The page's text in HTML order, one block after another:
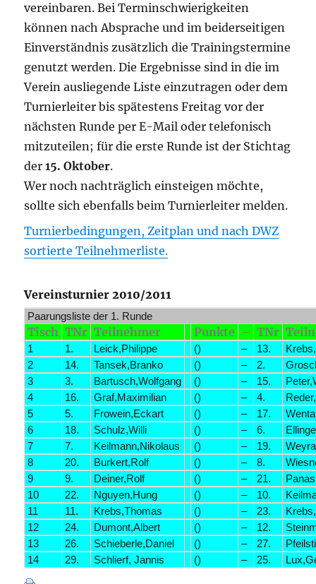
vereinbaren. Bei Terminschwierigkeiten
können nach Absprache und im beiderseitigen
Einverständnis zusätzlich die Trainingstermine
genutzt werden. Die Ergebnisse sind in die im
Verein ausliegende Liste einzutragen oder dem
Turnierleiter bis spätestens Freitag vor der
nächsten Runde per E-Mail oder telefonisch
mitzuteilen; für die erste Runde ist der Stichtag
der15. Oktober.
Wer noch nachträglich einsteigen möchte,
sollte sich ebenfalls beim Turnierleiter melden.
Turnierbedingungen, Zeitplan und nach DWZ
sortierte Teilnehmerliste.
Vereinsturnier 2010/2011
Paarungsliste der 1. Runde
Tisch TNr Teilnehmer Punkte – TNr
1 1. Leick,Philippe () – 13.
2
14. Tansek,Branko () – 2.
3
3. Bartusch,Wolfgang () – 15.
4
16. Graf,Maximilian () – 4.
5
5. Frowein,Eckart () – 17.
6
18. Schulz,Willi () – 6.
7
7. Keilmann,Nikolaus () – 19.
8
20. Burkert,Rolf () – 8.
9
9. Deiner,Rolf () – 21.
10
22. Nguyen,Hung () – 10.
11
11. Krebs,Thomas () – 23.
12
24. Dumont,Albert () – 12.
13
26. Schieberle,Daniel () – 27.
14
29. Schlierf, Jannis () – 25.